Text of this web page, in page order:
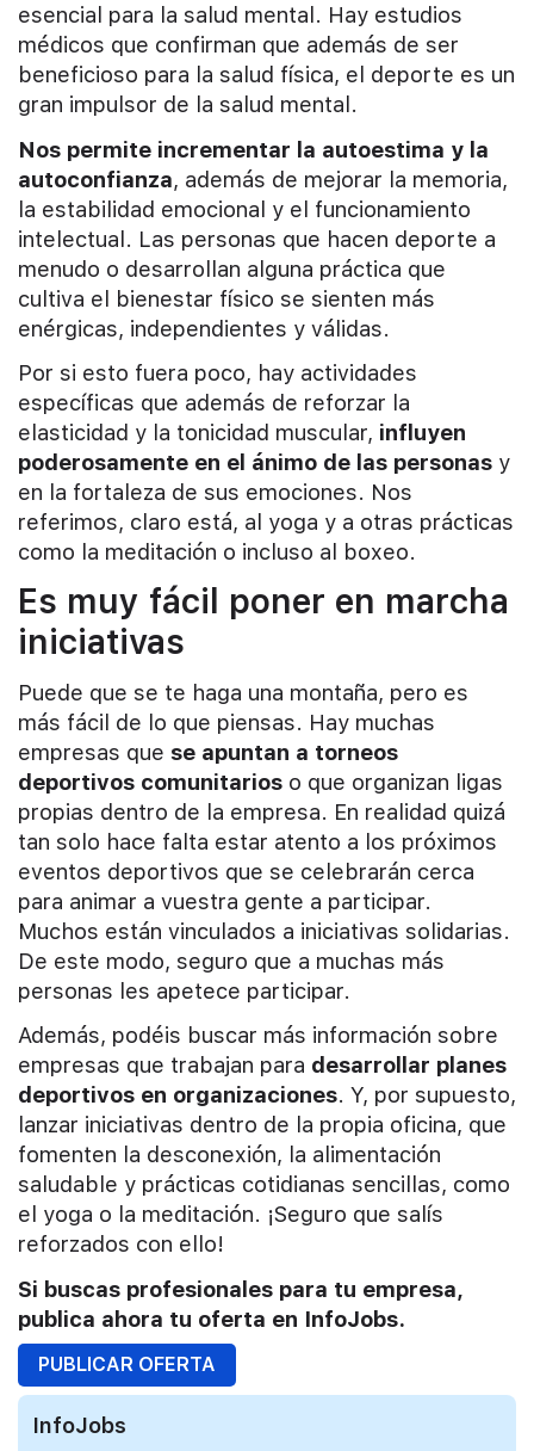
esencial para la salud mental. Hay estudios
médicos que confirman que además de ser
beneficioso para la salud física, el deporte es un
gran impulsor de la salud mental.
Nos permite incrementar la autoestima y la
autoconfianza, además de mejorar la memoria,
la estabilidad emocional y el funcionamiento
intelectual. Las personas que hacen deporte a
menudo o desarrollan alguna práctica que
cultiva el bienestar físico se sienten más
enérgicas, independientes y válidas.
Por si esto fuera poco, hay actividades
específicas que además de reforzar la
elasticidad y la tonicidad muscular, influyen
poderosamente en el ánimo de las personas y
en la fortaleza de sus emociones. Nos
referimos, claro está, al yoga y a otras prácticas
como la meditación o incluso al boxeo.
Es muy fácil poner en marcha
iniciativas
Puede que se te haga una montaña, pero es
más fácil de lo que piensas. Hay muchas
empresas que se apuntan a torneos
deportivos comunitarios o que organizan ligas
propias dentro de la empresa. En realidad quizá
tan solo hace falta estar atento a los próximos
eventos deportivos que se celebrarán cerca
para animar a vuestra gente a participar.
Muchos están vinculados a iniciativas solidarias.
De este modo, seguro que a muchas más
personas les apetece participar.
Además, podéis buscar más información sobre
empresas que trabajan para desarrollar planes
deportivos en organizaciones. Y, por supuesto,
lanzar iniciativas dentro de la propia oficina, que
fomenten la desconexión, la alimentación
saludable y prácticas cotidianas sencillas, como
el yoga o la meditación. ¡Seguro que salís
reforzados con ello!
Si buscas profesionales para tu empresa,
publica ahora tu oferta en InfoJobs.
PUBLICAR OFERTA
InfoJobs